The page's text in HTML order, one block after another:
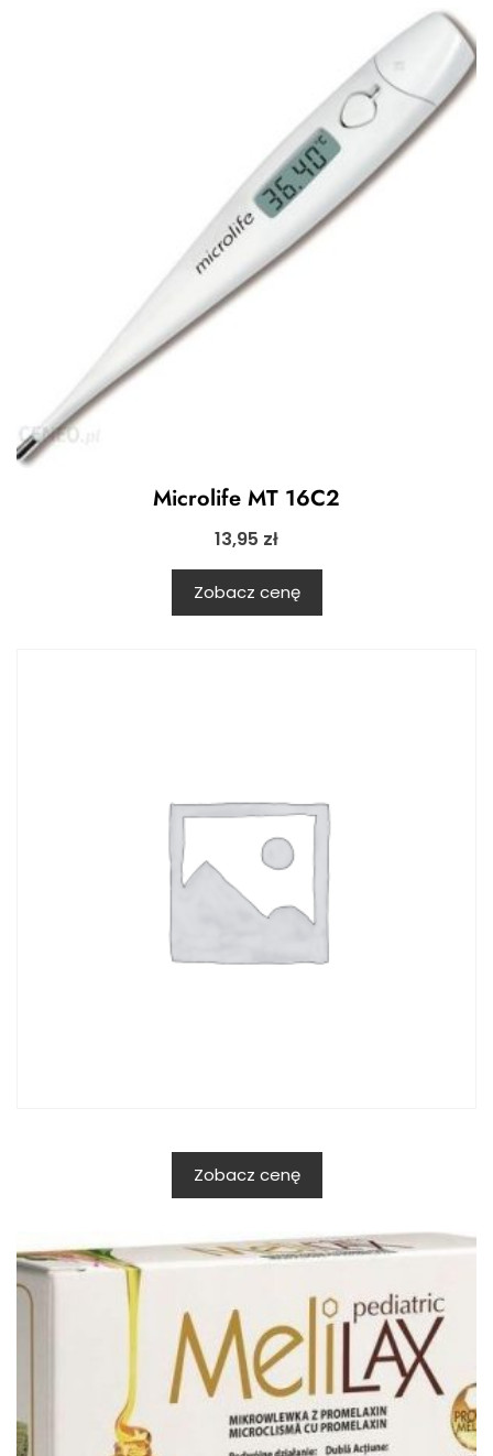
Microlife MT 16C2
13,95 zł
Zobacz cenę
Zobacz cenę